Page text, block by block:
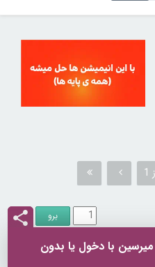
با دخول یا بدون